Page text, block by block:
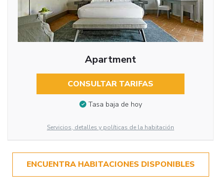
Apartment
CONSULTAR TARIFAS
Tasa baja de hoy
Servicios, detalles y políticas de la habitación
ENCUENTRA HABITACIONES DISPONIBLES